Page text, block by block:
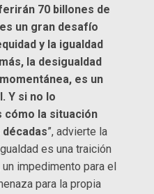
70 billones de
un gran desafío
y la igualdad
la desigualdad
es un
Y si no lo
cómo la situación
”, advierte la
es una traición
impedimento para el
para la propia